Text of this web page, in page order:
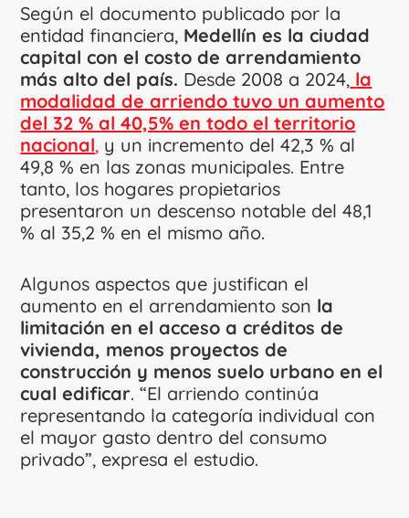
Según el documento publicado por la
entidad financiera, Medellín es la ciudad
capital con el costo de arrendamiento
más alto del país. Desde 2008 a 2024, la
modalidad de arriendo tuvo un aumento
del 32 % al 40,5% en todo el territorio
nacional, y un incremento del 42,3 % al
49,8 % en las zonas municipales. Entre
tanto, los hogares propietarios
presentaron un descenso notable del 48,1
% al 35,2 % en el mismo año.
Algunos aspectos que justifican el
aumento en el arrendamiento son la
limitación en el acceso a créditos de
vivienda, menos proyectos de
construcción y menos suelo urbano en el
cual edificar. “El arriendo continúa
representando la categoría individual con
el mayor gasto dentro del consumo
privado”, expresa el estudio.